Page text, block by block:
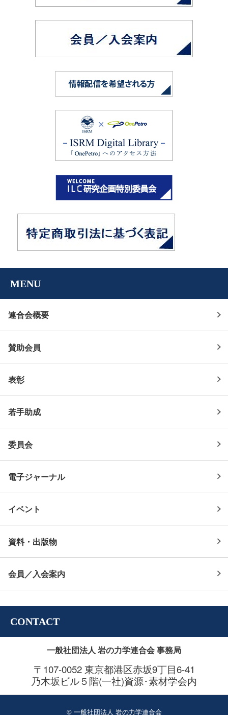
CONTACT
一般社団法人 岩の力学連合会 事務局
〒107-0052 東京都港区赤坂9丁目6-41
乃木坂ビル５階(一社)資源･素材学会内
MENU
連合会概要
賛助会員
表彰
若手助成
委員会
電子ジャーナル
イベント
資料・出版物
会員／入会案内
© 一般社団法人 岩の力学連合会